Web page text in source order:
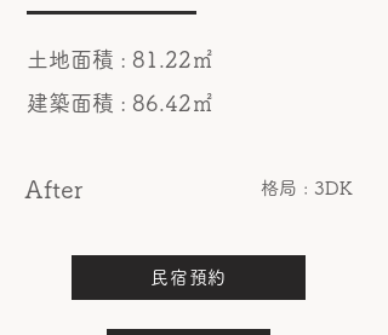
土地面積 : 81.22㎡
建築面積 : 86.42㎡
After ​格局 : 3DK
民宿預約